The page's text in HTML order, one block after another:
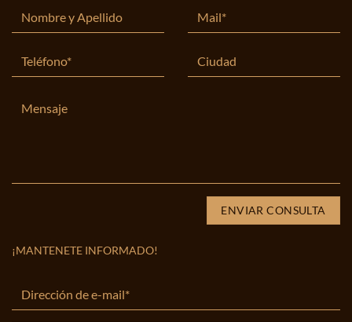
¡MANTENETE INFORMADO!